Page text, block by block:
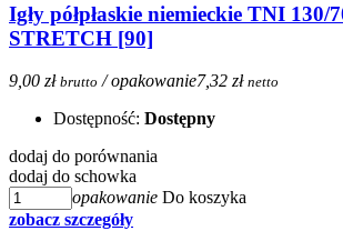
Igły półpłaskie niemieckie TNI 130/
STRETCH [90]
9,00 zł brutto / opakowanie7,32 zł netto
Dostępność: Dostępny
dodaj do porównania
dodaj do schowka
opakowanie Do koszyka
zobacz szczegóły